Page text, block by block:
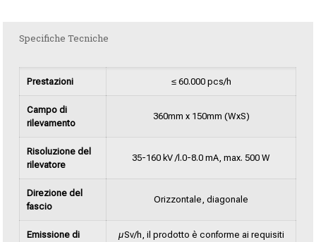
Specifiche Tecniche
Prestazioni ≤ 60.000 pcs/h
Campo di
rilevamento
360mm x 150mm (WxS)
Risoluzione del
rilevatore
35-160 kV /l.0-8.0 mA, max. 500 W
Direzione del
fascio
Orizzontale, diagonale
Emissione di
µSv/h, il prodotto è conforme ai requisiti